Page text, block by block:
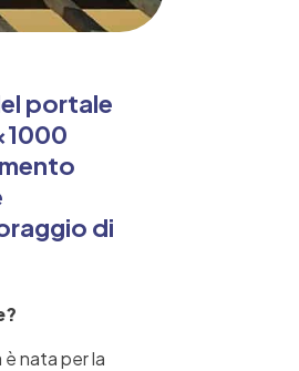
portale
di
nata per la